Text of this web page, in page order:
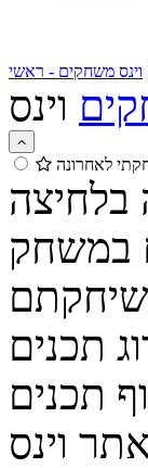
וינס משחקים - ראשי
לאחרונה
בלחיצה
תכנים
תכנים